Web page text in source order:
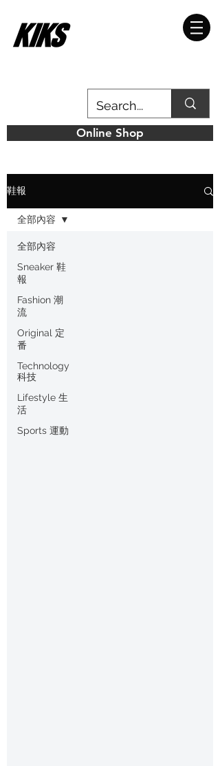
Online Shop
鞋報
全部內容
Sneaker 鞋
報
Fashion 潮
流
Original 定
番
Technology
科技
Lifestyle 生
活
Sports 運動
全部內容